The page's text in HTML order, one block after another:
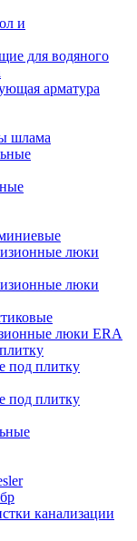
и
для водяного
арматура
шлама
люки
люки
люки ERA
под плитку
под плитку
канализации